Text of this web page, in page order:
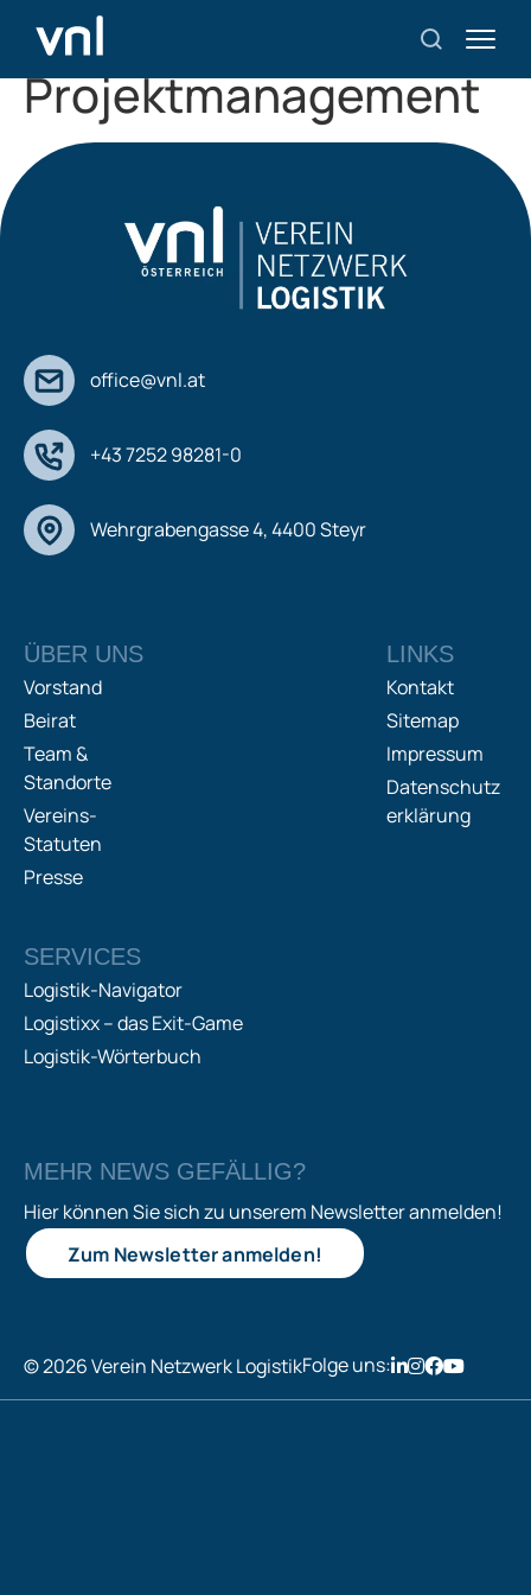
Kategorie:
Projektmanagement
office@vnl.at
+43 7252 98281-0
Wehrgrabengasse 4, 4400 Steyr
ÜBER UNS
Vorstand
Beirat
Team &
Standorte
Vereins-
Statuten
Presse
LINKS
Kontakt
Sitemap
Impressum
Datenschutz
erklärung
SERVICES
Logistik-Navigator
Logistixx – das Exit-Game
Logistik-Wörterbuch
MEHR NEWS GEFÄLLIG?
Hier können Sie sich zu unserem Newsletter anmelden!
Zum Newsletter anmelden!
© 2026 Verein Netzwerk LogistikFolge uns: